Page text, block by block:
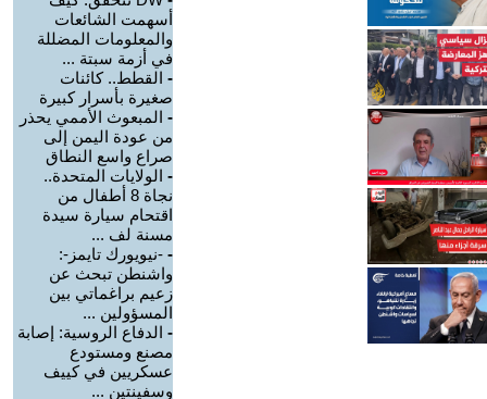
أسهمت الشائعات
والمعلومات المضللة
في أزمة سبتة ...
- القطط.. كائنات
صغيرة بأسرار كبيرة
- المبعوث الأممي يحذر
من عودة اليمن إلى
صراع واسع النطاق
- الولايات المتحدة..
نجاة 8 أطفال من
اقتحام سيارة سيدة
مسنة لف ...
- -نيويورك تايمز-:
واشنطن تبحث عن
زعيم براغماتي بين
المسؤولين ...
- الدفاع الروسية: إصابة
مصنع ومستودع
عسكريين في كييف
وسفينتين ...